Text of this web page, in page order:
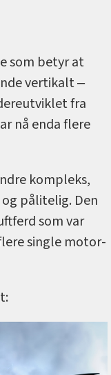
som betyr at
vertikalt ‒
fra
nå enda flere
kompleks,
pålitelig. Den
som var
single motor-